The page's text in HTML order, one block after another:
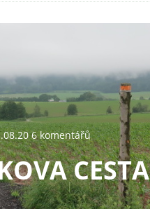
6 komentářů
CESTA